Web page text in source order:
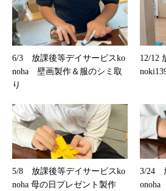
6/3 放課後等デイサービスko
noha 壁画製作＆服のシミ取
り
12/12
5/8 放課後等デイサービスko
noha 母の日プレゼント製作
3/24